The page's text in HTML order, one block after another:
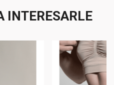
INTERESARLE